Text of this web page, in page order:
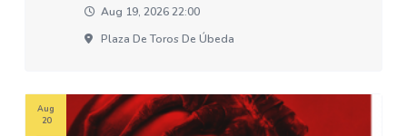
Aug 19, 2026 22:00
Plaza De Toros De Úbeda
Aug
20